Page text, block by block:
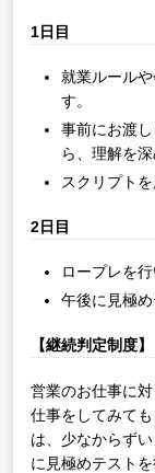
1日目
就業ルール
す。
事前にお渡
ら、理解を
スクリプト
2日目
ロープレを
午後に見極め
【継続判定制度】
営業のお仕事に
仕事をしてみて
は、少なからず
に見極めテスト